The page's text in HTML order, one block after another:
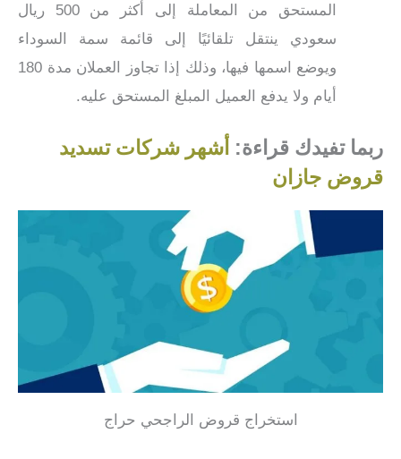
المستحق من المعاملة إلى أكثر من 500 ريال
سعودي ينتقل تلقائيًا إلى قائمة سمة السوداء
ويوضع اسمها فيها، وذلك إذا تجاوز العملان مدة 180
أيام ولا يدفع العميل المبلغ المستحق عليه.
ربما تفيدك قراءة: أشهر شركات تسديد
قروض جازان
استخراج قروض الراجحي حراج